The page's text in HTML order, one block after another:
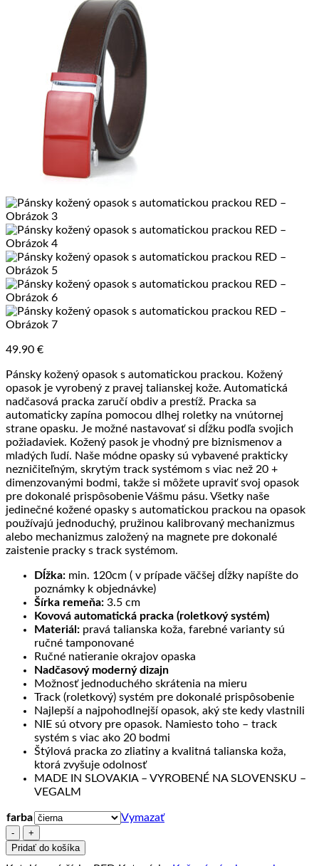
49.90 €
Pánsky kožený opasok s automatickou prackou. Kožený
opasok je vyrobený z pravej talianskej kože. Automatická
nadčasová pracka zaručí obdiv a prestíž. Pracka sa
automaticky zapína pomocou dlhej roletky na vnútornej
strane opasku. Je možné nastavovať si dĺžku podľa svojich
požiadaviek. Kožený pasok je vhodný pre biznismenov a
mladých ľudí. Naše módne opasky sú vybavené prakticky
nezničiteľným, skrytým track systémom s viac než 20 +
dimenzovanými bodmi, takže si môžete upraviť svoj opasok
pre dokonalé prispôsobenie Vášmu pásu. Všetky naše
jedinečné kožené opasky s automatickou prackou na opasok
používajú jednoduchý, pružinou kalibrovaný mechanizmus
alebo mechanizmus založený na magnete pre dokonalé
zaistenie pracky s track systémom.
Dĺžka: min. 120cm ( v prípade väčšej dĺžky napíšte do
poznámky k objednávke)
Šírka remeňa: 3.5 cm
Kovová automatická pracka (roletkový systém)
Materiál: pravá talianska koža, farebné varianty sú
ručné tamponované
Ručné natieranie okrajov opaska
Nadčasový moderný dizajn
Možnosť jednoduchého skrátenia na mieru
Track (roletkový) systém pre dokonalé prispôsobenie
Najlepší a najpohodlnejší opasok, aký ste kedy vlastnili
NIE sú otvory pre opasok. Namiesto toho – track
systém s viac ako 20 bodmi
Štýlová pracka zo zliatiny a kvalitná talianska koža,
ktorá zvyšuje odolnosť
MADE IN SLOVAKIA – VYROBENÉ NA SLOVENSKU –
VEGALM
farba
Vymazať
množstvo
Pánsky
kožený
Pridať do košíka